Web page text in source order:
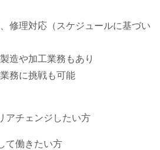
修理対応（スケジュールに基づい
造や加工業務もあり
務に挑戦も可能
アチェンジしたい方
て働きたい方